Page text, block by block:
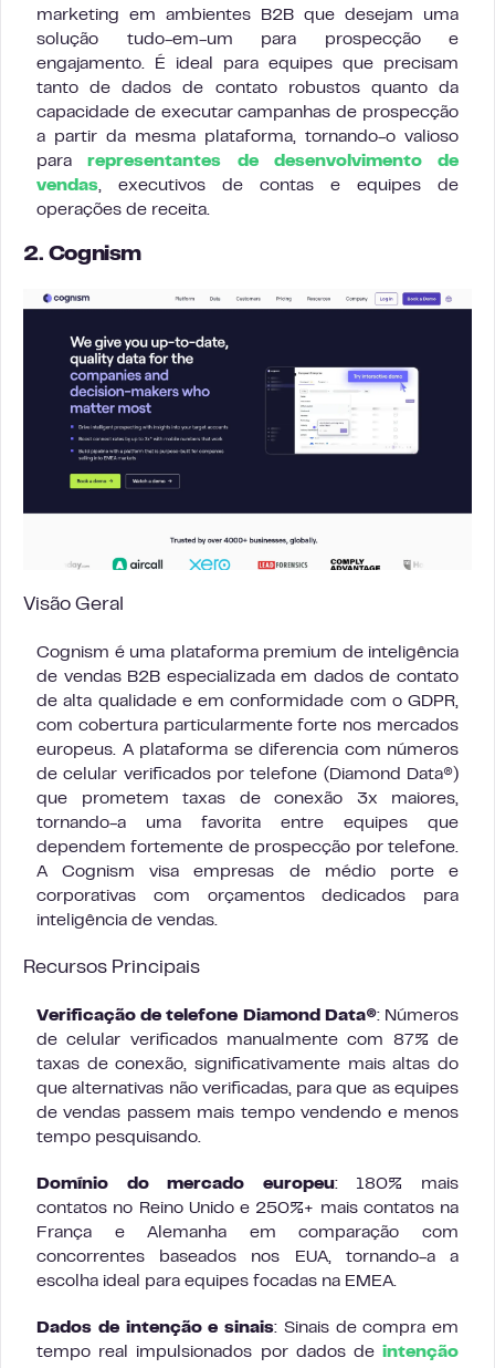
marketing em ambientes B2B que desejam uma
solução tudo-em-um para prospecção e
engajamento. É ideal para equipes que precisam
tanto de dados de contato robustos quanto da
capacidade de executar campanhas de prospecção
a partir da mesma plataforma, tornando-o valioso
pararepresentantes de desenvolvimento de
vendas, executivos de contas e equipes de
operações de receita.
2. Cognism
Visão Geral
Cognism é uma plataforma premium de inteligência
de vendas B2B especializada em dados de contato
de alta qualidade e em conformidade com o GDPR,
com cobertura particularmente forte nos mercados
europeus. A plataforma se diferencia com números
de celular verificados por telefone (Diamond Data®)
que prometem taxas de conexão 3x maiores,
tornando-a uma favorita entre equipes que
dependem fortemente de prospecção por telefone.
A Cognism visa empresas de médio porte e
corporativas com orçamentos dedicados para
inteligência de vendas.
Recursos Principais
Verificação de telefone Diamond Data®: Números
de celular verificados manualmente com 87% de
taxas de conexão, significativamente mais altas do
que alternativas não verificadas, para que as equipes
de vendas passem mais tempo vendendo e menos
tempo pesquisando.
Domínio do mercado europeu: 180% mais
contatos no Reino Unido e 250%+ mais contatos na
França e Alemanha em comparação com
concorrentes baseados nos EUA, tornando-a a
escolha ideal para equipes focadas na EMEA.
Dados de intenção e sinais: Sinais de compra em
tempo real impulsionados por dados de intenção